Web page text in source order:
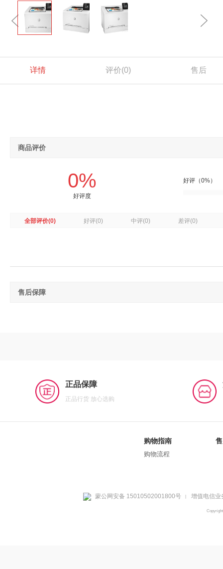
详情 评价(0) 售后
商品评价
0%
好评度
好评（0%）
全部评价(0) 好评(0) 中评(0) 差评(0)
售后保障
正品保障
正品行货 放心选购
购物指南
购物流程
蒙公网安备 15010502001800号 增值电信业